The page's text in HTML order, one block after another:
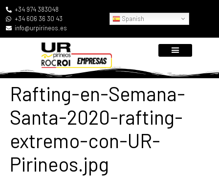
+34 974 383048
+34 606 36 30 43
info@urpirineos.es
Spanish
Rafting-en-Semana-
Santa-2020-rafting-
extremo-con-UR-
Pirineos.jpg